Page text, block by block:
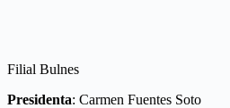
Filial Bulnes
Presidenta: Carmen Fuentes Soto